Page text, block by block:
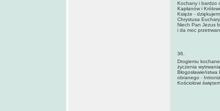
Kochany i bardzo
Kapłanów i
Księże -
Chrystusa
Niech Pan Jezus
i da moc
36.
Drogiemu
życzenia
obranego -
Kościołowi